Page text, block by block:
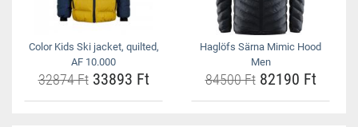
Color Kids Ski jacket, quilted,
AF 10.000
32874 Ft33893 Ft
Haglöfs Särna Mimic Hood
Men
84500 Ft82190 Ft